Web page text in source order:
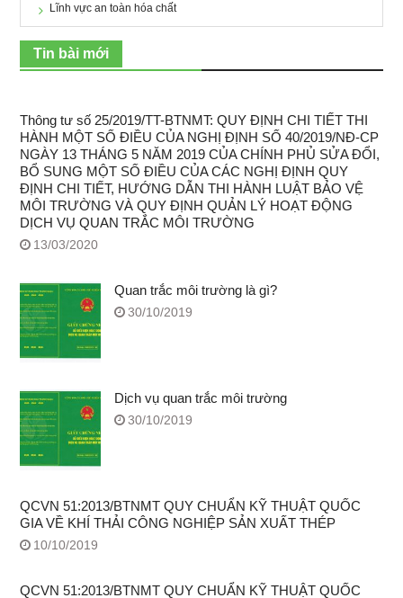
Lĩnh vực an toàn hóa chất
Tin bài mới
Thông tư số 25/2019/TT-BTNMT: QUY ĐỊNH CHI TIẾT THI
HÀNH MỘT SỐ ĐIỀU CỦA NGHỊ ĐỊNH SỐ 40/2019/NĐ-CP
NGÀY 13 THÁNG 5 NĂM 2019 CỦA CHÍNH PHỦ SỬA ĐỔI,
BỔ SUNG MỘT SỐ ĐIỀU CỦA CÁC NGHỊ ĐỊNH QUY
ĐỊNH CHI TIẾT, HƯỚNG DẪN THI HÀNH LUẬT BẢO VỆ
MÔI TRƯỜNG VÀ QUY ĐỊNH QUẢN LÝ HOẠT ĐỘNG
DỊCH VỤ QUAN TRẮC MÔI TRƯỜNG
13/03/2020
Quan trắc môi trường là gì?
30/10/2019
Dịch vụ quan trắc môi trường
30/10/2019
QCVN 51:2013/BTNMT QUY CHUẨN KỸ THUẬT QUỐC
GIA VỀ KHÍ THẢI CÔNG NGHIỆP SẢN XUẤT THÉP
10/10/2019
QCVN 51:2013/BTNMT QUY CHUẨN KỸ THUẬT QUỐC